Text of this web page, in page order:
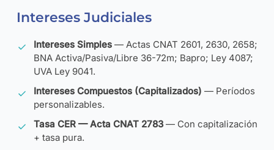
Intereses Judiciales
Intereses Simples— Actas CNAT 2601, 2630, 2658;
BNA Activa/Pasiva/Libre 36-72m; Bapro; Ley 4087;
UVA Ley 9041.
Intereses Compuestos (Capitalizados) — Períodos
personalizables.
Tasa CER — Acta CNAT 2783— Con capitalización
+ tasa pura.